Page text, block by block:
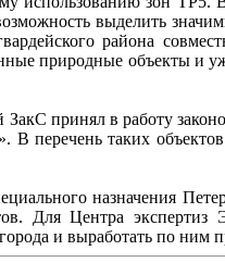
выделить
района
природные объекты и
принял в работу
перечень таких
назначения
Для Центра
и выработать по ним